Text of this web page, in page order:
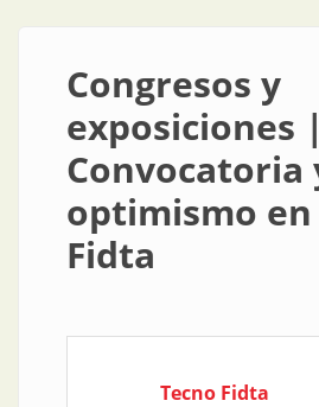
Congresos y
exposiciones |
Convocatoria
optimismo en
Fidta
Tecno Fidta